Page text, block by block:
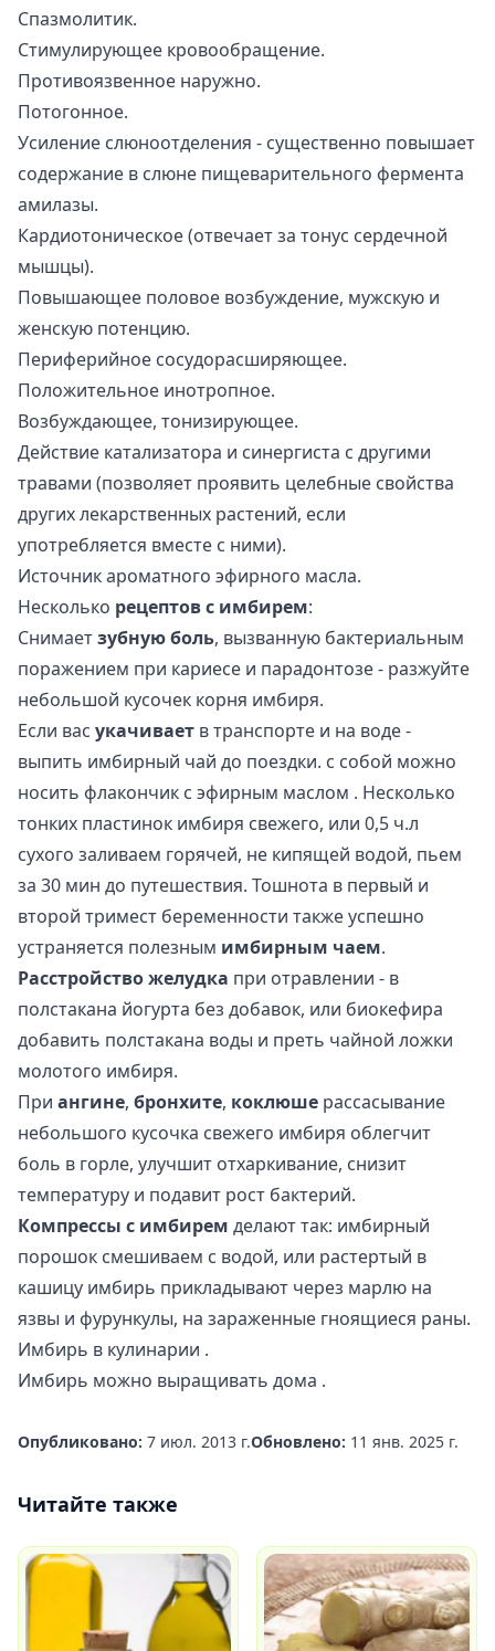
Спазмолитик.
Стимулирующее кровообращение.
Противоязвенное наружно.
Потогонное.
Усиление слюноотделения - существенно повышает
содержание в слюне пищеварительного фермента
амилазы.
Кардиотоническое (отвечает за тонус сердечной
мышцы).
Повышающее половое возбуждение, мужскую и
женскую потенцию.
Периферийное сосудорасширяющее.
Положительное инотропное.
Возбуждающее, тонизирующее.
Действие катализатора и синергиста с другими
травами (позволяет проявить целебные свойства
других лекарственных растений, если
употребляется вместе с ними).
Источник ароматного эфирного масла.
Несколько рецептов с имбирем:
Снимаетзубную боль, вызванную бактериальным
поражением при кариесе и парадонтозе - разжуйте
небольшой кусочек корня имбиря.
Если вас укачивает в транспорте и на воде -
выпить имбирный чай до поездки. с собой можно
носить флакончик с эфирным маслом . Несколько
тонких пластинок имбиря свежего, или 0,5 ч.л
сухого заливаем горячей, не кипящей водой, пьем
за 30 мин до путешествия. Тошнота в первый и
второй тримест беременности также успешно
устраняется полезным имбирным чаем.
Расстройство желудка при отравлении - в
полстакана йогурта без добавок, или биокефира
добавить полстакана воды и преть чайной ложки
молотого имбиря.
При ангине, бронхите, коклюше рассасывание
небольшого кусочка свежего имбиря облегчит
боль в горле, улучшит отхаркивание, снизит
температуру и подавит рост бактерий.
Компрессы с имбирем делают так: имбирный
порошок смешиваем с водой, или растертый в
кашицу имбирь прикладывают через марлю на
язвы и фурункулы, на зараженные гноящиеся раны.
Имбирь в кулинарии .
Имбирь можно выращивать дома .
Опубликовано: 7 июл. 2013 г.Обновлено: 11 янв. 2025 г.
Читайте также